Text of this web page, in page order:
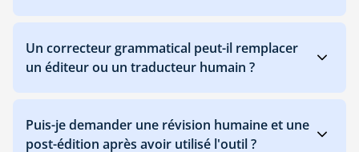
Un correcteur grammatical peut-il remplacer
un éditeur ou un traducteur humain ?
Puis-je demander une révision humaine et une
post-édition après avoir utilisé l'outil ?